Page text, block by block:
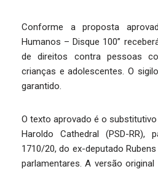
Conforme a proposta
Humanos – Disque 100”
de direitos contra pessoas
crianças e adolescentes. O
garantido.
O texto aprovado é o
Haroldo Cathedral (PSD-
1710/20, do ex-deputado
parlamentares. A versão